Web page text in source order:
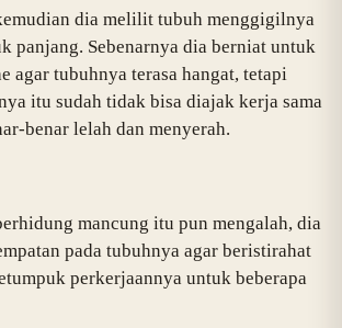
dia melilit tubuh menggigilnya
panjang. Sebenarnya dia berniat untuk
agar tubuhnya terasa hangat, tetapi
itu sudah tidak bisa diajak kerja sama
benar lelah dan menyerah.
mancung itu pun mengalah, dia
pada tubuhnya agar beristirahat
perkerjaannya untuk beberapa